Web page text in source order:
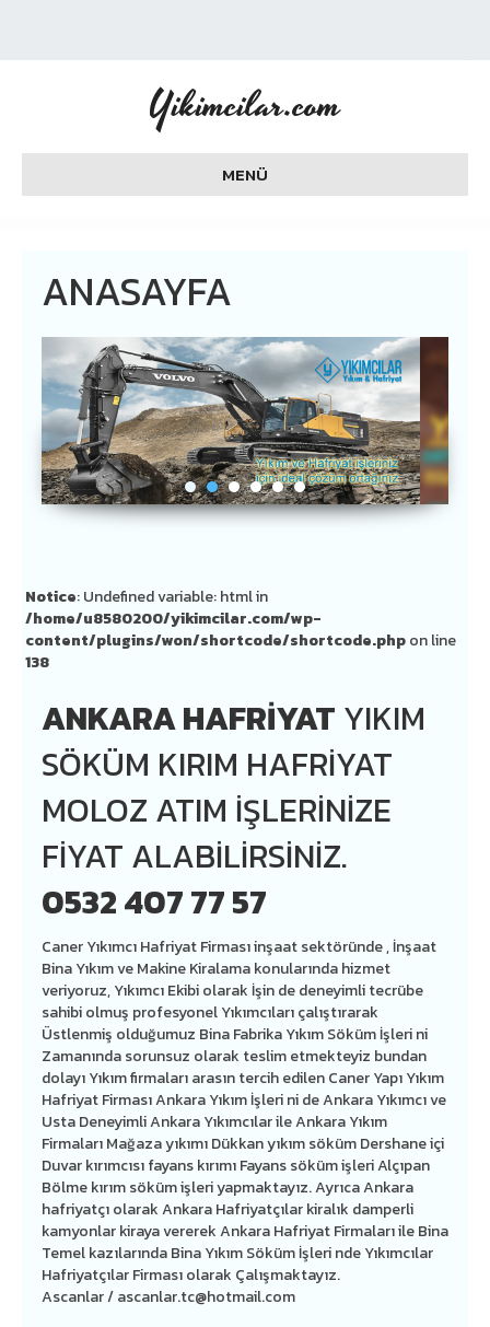
Yikimcilar.com
MENÜ
ANASAYFA
Notice: Undefined variable: html in
/home/u8580200/yikimcilar.com/wp-
content/plugins/won/shortcode/shortcode.phpon line
138
ANKARA HAFRIYAT YIKIM
SÖKÜM KIRIM HAFRIYAT
MOLOZ ATIM İŞLERINIZE
FIYAT ALABILIRSINIZ.
0532 407 77 57
Caner Yıkımcı Hafriyat Firması inşaat sektöründe , İnşaat
Bina Yıkım ve Makine Kiralama konularında hizmet
veriyoruz, Yıkımcı Ekibi olarak İşin de deneyimli tecrübe
sahibi olmuş profesyonel Yıkımcıları çalıştırarak
Üstlenmiş olduğumuz Bina Fabrika Yıkım Söküm İşleri ni
Zamanında sorunsuz olarak teslim etmekteyiz bundan
dolayı Yıkım firmaları arasın tercih edilen Caner Yapı Yıkım
Hafriyat Firması Ankara Yıkım İşleri ni de Ankara Yıkımcı ve
Usta Deneyimli Ankara Yıkımcılar ile Ankara Yıkım
Firmaları Mağaza yıkımı Dükkan yıkım söküm Dershane içi
Duvar kırımcısı fayans kırımı Fayans söküm işleri Alçıpan
Bölme kırım söküm işleri yapmaktayız. Ayrıca Ankara
hafriyatçı olarak Ankara Hafriyatçılar kiralık damperli
kamyonlar kiraya vererek Ankara Hafriyat Firmaları ile Bina
Temel kazılarında Bina Yıkım Söküm İşleri nde Yıkımcılar
Hafriyatçılar Firması olarak Çalışmaktayız.
Ascanlar /ascanlar.tc@hotmail.com